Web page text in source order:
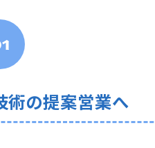
術の提案営業へ